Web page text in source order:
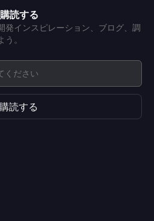
読する
発インスピレーション、ブログ、調
。
購読する